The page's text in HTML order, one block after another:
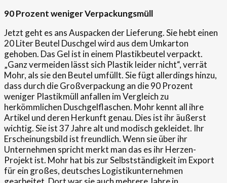
90 Prozent weniger Verpackungsmüll
Jetzt geht es ans Auspacken der Lieferung. Sie hebt einen
20 Liter Beutel Duschgel wird aus dem Umkarton
gehoben. Das Gel ist in einem Plastikbeutel verpackt.
„Ganz vermeiden lässt sich Plastik leider nicht“, verrät
Mohr, als sie den Beutel umfüllt. Sie fügt allerdings hinzu,
dass durch die Großverpackung an die 90 Prozent
weniger Plastikmüll anfallen im Vergleich zu
herkömmlichen Duschgelflaschen. Mohr kennt all ihre
Artikel und deren Herkunft genau. Dies ist ihr äußerst
wichtig. Sie ist 37 Jahre alt und modisch gekleidet. Ihr
Erscheinungsbild ist freundlich. Wenn sie über ihr
Unternehmen spricht merkt man das es ihr Herzen-
Projekt ist. Mohr hat bis zur Selbstständigkeit im Export
für ein großes, deutsches Logistikunternehmen